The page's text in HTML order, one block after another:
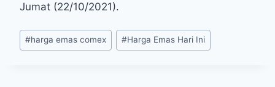
Jumat (22/10/2021).
Post
Tags:
#harga emas comex #Harga Emas Hari Ini